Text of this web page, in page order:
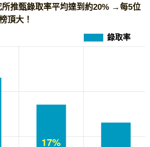
推甄錄取率平均達到約20% →每5位
頂大！